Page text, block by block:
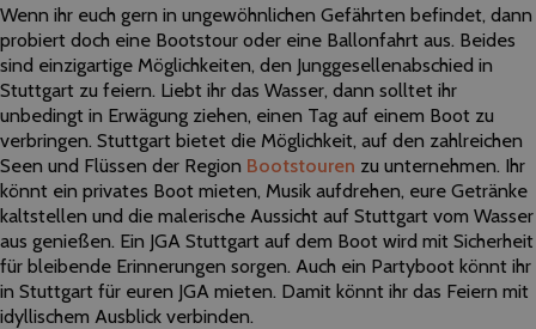
Wenn ihr euch gern in ungewöhnlichen Gefährten befindet, dann
probiert doch eine Bootstour oder eine Ballonfahrt aus. Beides
sind einzigartige Möglichkeiten, den Junggesellenabschied in
Stuttgart zu feiern. Liebt ihr das Wasser, dann solltet ihr
unbedingt in Erwägung ziehen, einen Tag auf einem Boot zu
verbringen. Stuttgart bietet die Möglichkeit, auf den zahlreichen
Seen und Flüssen der Region Bootstouren zu unternehmen. Ihr
könnt ein privates Boot mieten, Musik aufdrehen, eure Getränke
kaltstellen und die malerische Aussicht auf Stuttgart vom Wasser
aus genießen. Ein JGA Stuttgart auf dem Boot wird mit Sicherheit
für bleibende Erinnerungen sorgen. Auch ein Partyboot könnt ihr
in Stuttgart für euren JGA mieten. Damit könnt ihr das Feiern mit
idyllischem Ausblick verbinden.